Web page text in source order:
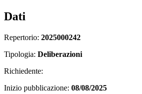
Dati
Repertorio: 2025000242
Tipologia: Deliberazioni
Richiedente:
Inizio pubblicazione: 08/08/2025